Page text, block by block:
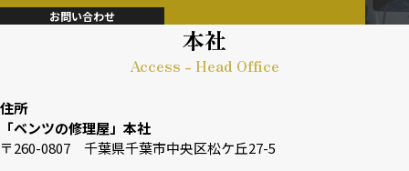
お問い合わせ
本社
Access - Head Office
住所
「ベンツの修理屋」本社
〒260-0807 千葉県千葉市中央区松ケ丘27-5